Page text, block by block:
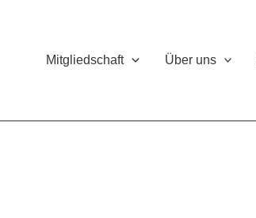
Mitgliedschaft Über uns